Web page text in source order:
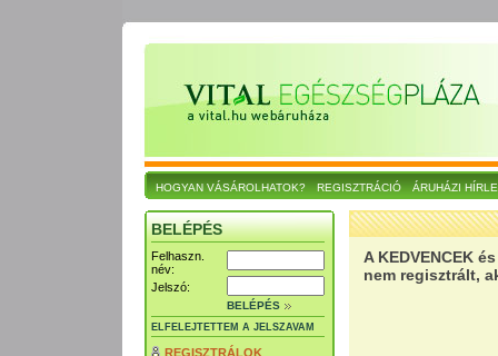
HOGYAN VÁSÁROLHATOK? REGISZTRÁCIÓ ÁRUHÁZI
BELÉPÉS
Felhaszn.
név:
Jelszó:
BELÉPÉS
ELFELEJTETTEM A JELSZAVAM
REGISZTRÁLOK
A KEDVENCEK
nem regisztrált,